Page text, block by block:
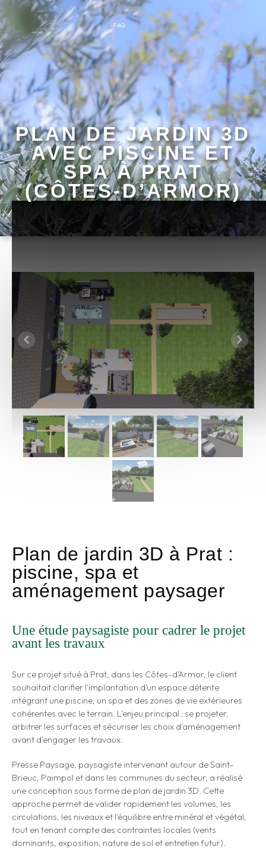
FAQ
PLAN DE JARDIN 3D
AVEC PISCINE ET
SPA À PRAT
(CÔTES-D’ARMOR)
Plan de jardin 3D à Prat :
piscine, spa et
aménagement paysager
Une étude paysagiste pour cadrer le projet
avant les travaux
Sur ce projet situé à Prat, dans les Côtes-d’Armor, le client
souhaitait clarifier l’implantation d’un espace détente
intégrant une piscine, un spa et des zones de vie extérieures
cohérentes avec le terrain. L’enjeu principal : se projeter,
arbitrer les surfaces et sécuriser les choix d’aménagement
avant d’engager les travaux.
Presse Paysage, paysagiste intervenant autour de Saint-
Brieuc, Paimpol et dans les communes du secteur, a réalisé
une conception sous forme de plan de jardin 3D. Cette
approche permet de valider rapidement les volumes, les
circulations, les niveaux et l’équilibre entre minéral et végétal,
tout en tenant compte des contraintes locales (vents
dominants, exposition, nature de sol et entretien futur).